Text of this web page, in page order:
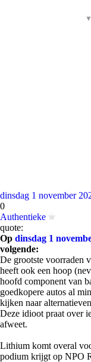
dinsdag 1 november
0
Authentieke
quote:
Op dinsdag 1
volgende:
De grootste voorraden
heeft ook een hoop
hoofd component van
goedkopere autos al
kijken naar
Deze idioot praat over
afweet.
Lithium komt overal
podium krijgt op NPO